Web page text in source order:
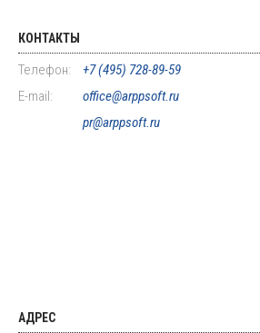
КОНТАКТЫ
Телефон:
+7 (495) 728-89-59
E-mail:
office@arppsoft.ru
pr@arppsoft.ru
АДРЕС